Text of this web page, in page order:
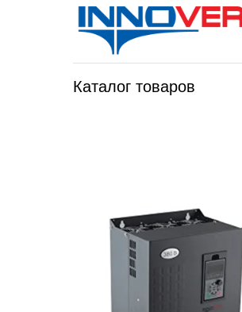
Каталог товаров